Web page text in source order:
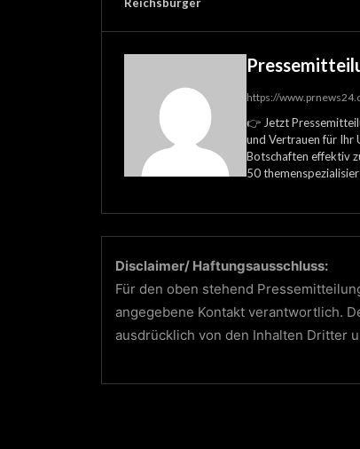
https://
👉 Jetzt
und Vertrauen für Ihr
Botschaften effektiv
50
Disclaimer/ Haftungsausschluss:
Für den oben stehend
angegebene Kontakt verantwortlich.
ausdrücklich von den Inhalten Dritter